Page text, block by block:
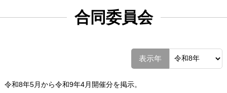
合同委員会
表示年
令和8年5月から令和9年4月開催分を掲示。